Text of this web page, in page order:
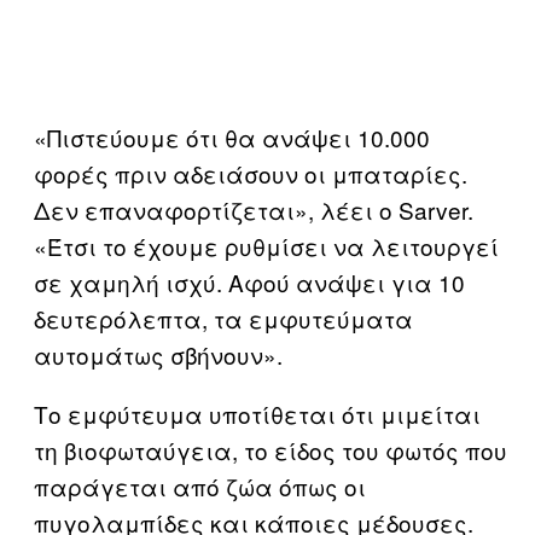
«Πιστεύουμε ότι θα ανάψει 10.000
φορές πριν αδειάσουν οι μπαταρίες.
Δεν επαναφορτίζεται», λέει ο Sarver.
«Έτσι το έχουμε ρυθμίσει να λειτουργεί
σε χαμηλή ισχύ. Αφού ανάψει για 10
δευτερόλεπτα, τα εμφυτεύματα
αυτομάτως σβήνουν».
Το εμφύτευμα υποτίθεται ότι μιμείται
τη βιοφωταύγεια, το είδος του φωτός που
παράγεται από ζώα όπως οι
πυγολαμπίδες και κάποιες μέδουσες.